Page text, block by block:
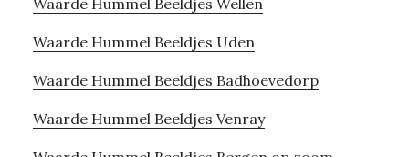
Waarde Hummel Beeldjes Uden
Waarde Hummel Beeldjes Badhoevedorp
Waarde Hummel Beeldjes Venray